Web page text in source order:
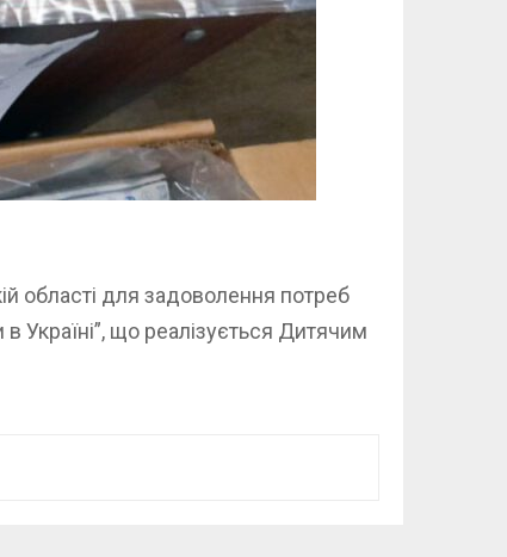
області для задоволення потреб
в Україні”, що реалізується Дитячим